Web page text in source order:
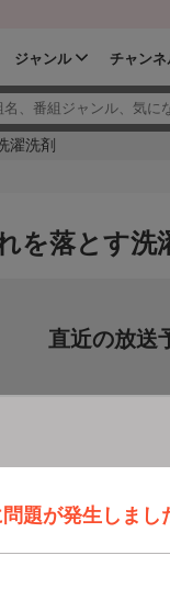
ジャンル チャンネ
濯洗剤
題が発生しまし
を落とす洗
直近の放送